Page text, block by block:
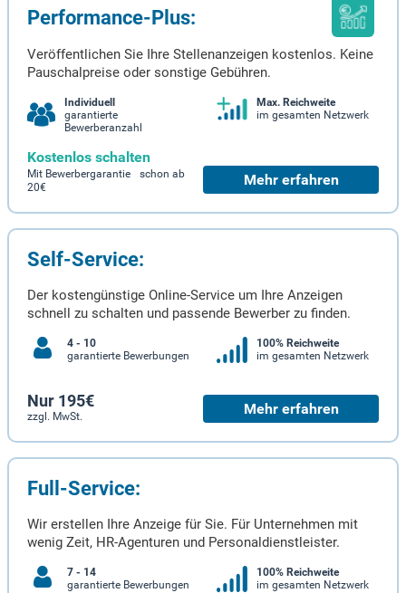
Performance-Plus:
Veröffentlichen Sie Ihre Stellenanzeigen kostenlos. Keine
Pauschalpreise oder sonstige Gebühren.
Individuell
garantierte
Bewerberanzahl
Max. Reichweite
im gesamten Netzwerk
Kostenlos schalten
Mit Bewerbergarantie schon ab
20€
Mehr erfahren
Self-Service:
Der kostengünstige Online-Service um Ihre Anzeigen
schnell zu schalten und passende Bewerber zu finden.
4 - 10
garantierte Bewerbungen
100% Reichweite
im gesamten Netzwerk
Nur 195€
zzgl. MwSt. Mehr erfahren
Full-Service:
Wir erstellen Ihre Anzeige für Sie. Für Unternehmen mit
wenig Zeit, HR-Agenturen und Personaldienstleister.
7 - 14
garantierte Bewerbungen
100% Reichweite
im gesamten Netzwerk